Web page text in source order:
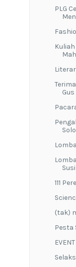
PLG
Gus
111
(tak)
Pesta